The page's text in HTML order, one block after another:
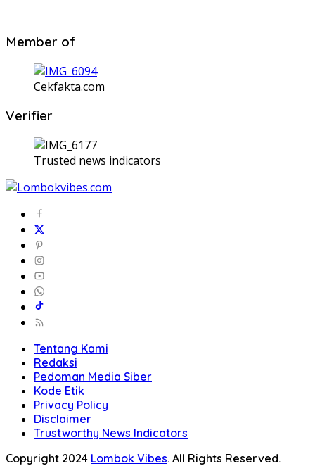
Member of
Cekfakta.com
Verifier
Trusted news indicators
Tentang Kami
Redaksi
Pedoman Media Siber
Kode Etik
Privacy Policy
Disclaimer
Trustworthy News Indicators
Copyright 2024 Lombok Vibes. All Rights Reserved.